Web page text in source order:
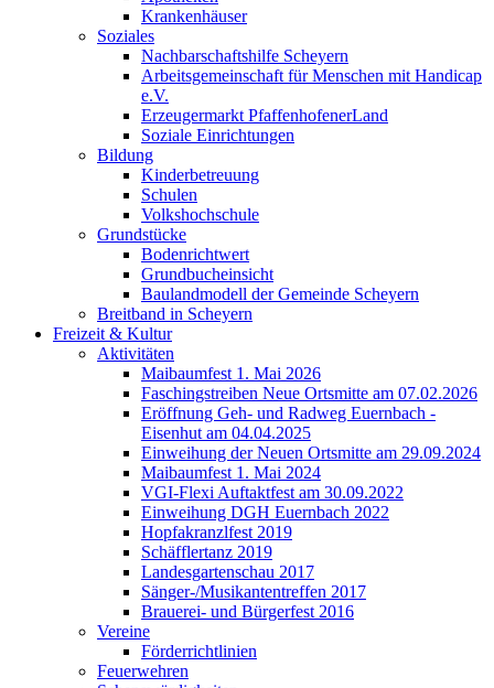
Krankenhäuser
Soziales
Nachbarschaftshilfe Scheyern
Arbeitsgemeinschaft für Menschen mit Handicap
e.V.
Erzeugermarkt PfaffenhofenerLand
Soziale Einrichtungen
Bildung
Kinderbetreuung
Schulen
Volkshochschule
Grundstücke
Bodenrichtwert
Grundbucheinsicht
Baulandmodell der Gemeinde Scheyern
Breitband in Scheyern
Freizeit & Kultur
Aktivitäten
Maibaumfest 1. Mai 2026
Faschingstreiben Neue Ortsmitte am 07.02.2026
Eröffnung Geh- und Radweg Euernbach -
Eisenhut am 04.04.2025
Einweihung der Neuen Ortsmitte am 29.09.2024
Maibaumfest 1. Mai 2024
VGI-Flexi Auftaktfest am 30.09.2022
Einweihung DGH Euernbach 2022
Hopfakranzlfest 2019
Schäfflertanz 2019
Landesgartenschau 2017
Sänger-/Musikantentreffen 2017
Brauerei- und Bürgerfest 2016
Vereine
Förderrichtlinien
Feuerwehren